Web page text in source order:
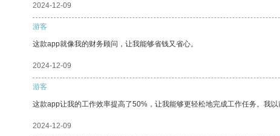
2024-12-09
游客
这款app就像我的财务顾问，让我能够省钱又省心。
2024-12-09
游客
这款app让我的工作效率提高了50%，让我能够更轻松地完成工作任务。我
2024-12-09